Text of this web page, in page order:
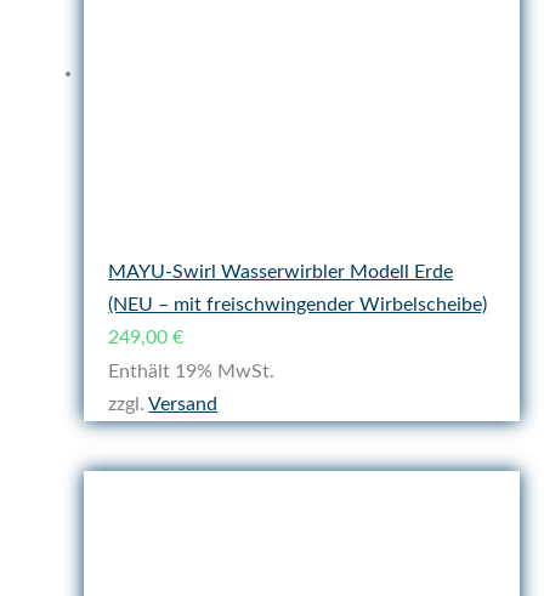
MAYU-Swirl Wasserwirbler Modell Erde
(NEU – mit freischwingender Wirbelscheibe)
249,00€
Enthält 19% MwSt.
zzgl.Versand